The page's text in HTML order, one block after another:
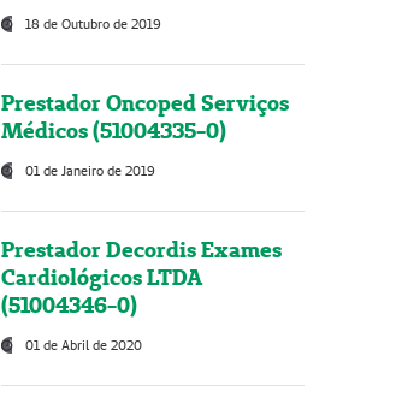
18 de Outubro de 2019
Prestador Oncoped Serviços
Médicos (51004335-0)
01 de Janeiro de 2019
Prestador Decordis Exames
Cardiológicos LTDA
(51004346-0)
01 de Abril de 2020